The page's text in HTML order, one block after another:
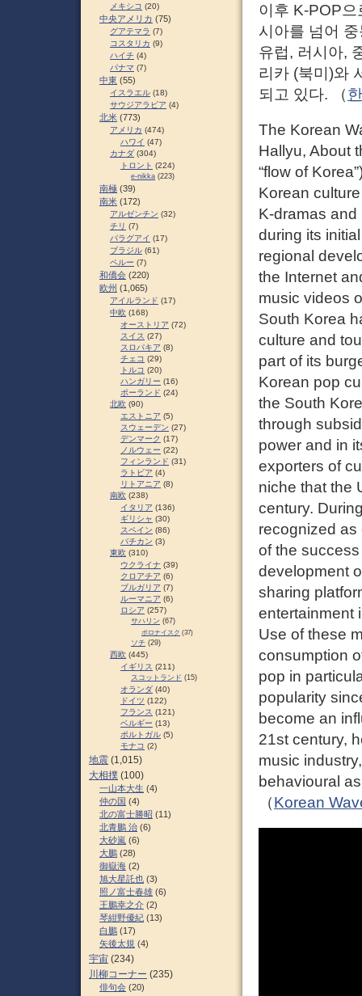
이후 K-POP
시아를 넘어
유럽, 러시아,
리카 (북미)와
되고 있다. （
The Korean
Hallyu, About
“flow of
Korean
K-dramas
during its
regional
the Internet
music videos
South Korea
culture and
part of its
Korean pop
the South
through
power and in
exporters of
niche that the
century.
recognized as
of the
development
sharing
entertainment
Use of these
consumption
pop in
popularity
become an
21st century,
music
behavioural
（Korean
メキシコ (20)
中央アメリカ (75)
グアテマラ (7)
コスタリカ (9)
ハイチ (4)
パナマ (7)
中東 (55)
イスラエル (18)
サウジアラビア (4)
北米 (773)
アメリカ (474)
ハワイ (47)
カナダ (304)
トロント (224)
e-nikka (223)
南極 (39)
南米 (172)
アルゼンチン (32)
チリ (7)
パラグアイ (17)
ブラジル (61)
ペルー (7)
和僑会 (220)
欧州 (1,065)
アイルランド (17)
中欧 (168)
オーストリア (72)
スイス (27)
スロパキア (8)
チェコ (29)
トルコ (20)
ハンガリー (16)
ポーランド (24)
北欧 (90)
エストニア (5)
スウェーデン (27)
デンマーク (17)
ノルウェー (22)
フィンランド (31)
ラトビア (4)
リトアニア (8)
南欧 (238)
イタリア (136)
ギリシャ (30)
スペイン (86)
バチカン (3)
東欧 (310)
ウクライナ (39)
クロアチア (6)
ブルガリア (7)
ルーマニア (6)
ロシア (257)
サハリン (67)
ポロナイスク (37)
ソチ (29)
西欧 (445)
イギリス (211)
スコットランド (15)
オランダ (40)
ドイツ (122)
フランス (121)
ベルギー (13)
ポルトガル (5)
モナコ (2)
地震 (1,015)
大相撲 (100)
一山本大生 (4)
仲の国 (4)
北の富士勝昭 (11)
北青鵬 治 (6)
大砂嵐 (6)
大鵬 (28)
御嶽海 (2)
旭大星託也 (3)
照ノ富士春雄 (6)
王鵬幸之介 (2)
琴紺野優紀 (13)
白鵬 (17)
矢後太規 (4)
宇宙 (234)
川柳コーナー (235)
俳句会 (20)